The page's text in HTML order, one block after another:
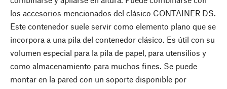
los accesorios mencionados del clásico CONTAINER DS.
Este contenedor suele servir como elemento plano que se
incorpora a una pila del contenedor clásico. Es útil con su
volumen especial para la pila de papel, para utensilios y
como almacenamiento para muchos fines. Se puede
montar en la pared con un soporte disponible por